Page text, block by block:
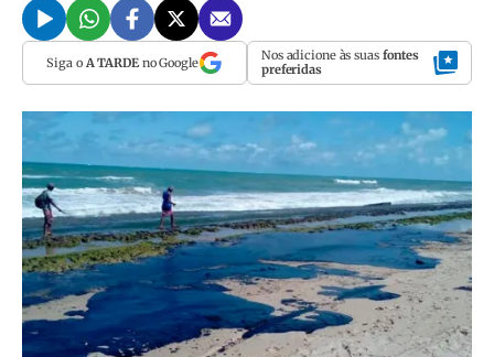
Siga o A TARDEno Google Nos adicione às suas fontes
preferidas